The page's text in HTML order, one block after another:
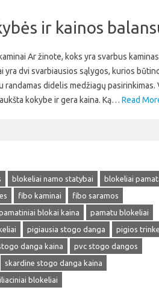
ir kainos
Ar žinote, koks yra svarbus
yra dvi svarbiausios sąlygos, kurios
didelis medžiagų pasirinkimas.
kokybe ir gera kaina. Ką… Read
blokeliai namo statybai
blokeliai
fibo kaminai
fibo saramos
blokai kaina
pamatu blokeliai
pigiausia stogo danga
pigios
danga kaina
pvc stogo dangos
skardine stogo danga kaina
blokeliai